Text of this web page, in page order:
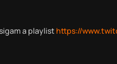
a playlist https://